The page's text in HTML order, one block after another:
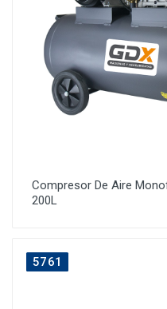
Compresor De Aire
200L
5761